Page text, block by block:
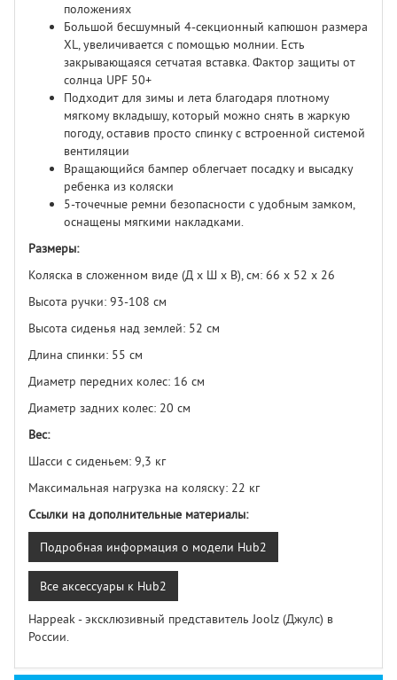
положениях
Большой бесшумный 4-секционный капюшон размера
XL, увеличивается с помощью молнии. Есть
закрывающаяся сетчатая вставка. Фактор защиты от
солнца UPF 50+
Подходит для зимы и лета благодаря плотному
мягкому вкладышу, который можно снять в жаркую
погоду, оставив просто спинку с встроенной системой
вентиляции
Вращающийся бампер облегчает посадку и высадку
ребенка из коляски
5-точечные ремни безопасности с удобным замком,
оснащены мягкими накладками.
Размеры:
Коляска в сложенном виде (Д х Ш х В), см: 66 х 52 х 26
Высота ручки: 93-108 см
Высота сиденья над землей: 52 см
Длина спинки: 55 см
Диаметр передних колес: 16 см
Диаметр задних колес: 20 см
Вес:
Шасси с сиденьем: 9,3 кг
Максимальная нагрузка на коляску: 22 кг
Ссылки на дополнительные материалы:
Подробная информация о модели Hub2
Все аксессуары к Hub2
Happeak - эксклюзивный представитель Joolz (Джулс) в
России.